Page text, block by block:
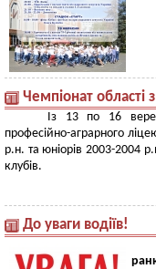
Чемпіонат області
Із 13 по 16
професійно-аграрного
р.н. та юніорів 2003-2004
клубів.
До уваги водіїв!